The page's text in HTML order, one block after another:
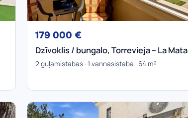
179 000 €
Dzīvoklis / bungalo, Torrevieja – La Mata
2 guļamistabas · 1 vannasistaba · 64 m²